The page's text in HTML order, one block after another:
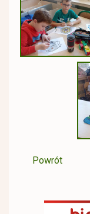
Powrót